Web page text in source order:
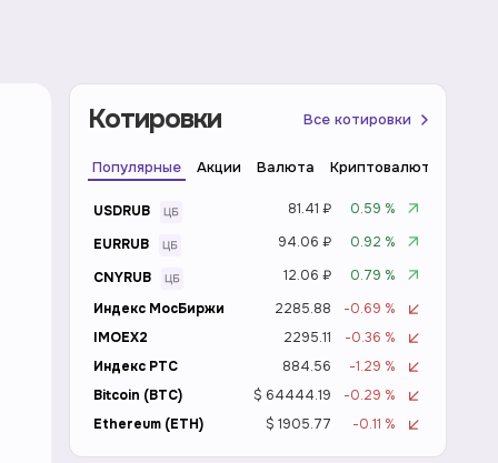
Котировки Все котировки
Популярные Акции Валюта Криптовалюта
USDRUB 81.41 ₽
0.59 %
EURRUB
94.06 ₽
0.92 %
CNYRUB
12.06 ₽
0.79 %
Индекс МосБиржи
2285.88
-0.69 %
IMOEX2
2295.11
-0.36 %
Индекс РТС
884.56
-1.29 %
Bitcoin (BTC)
$ 64444.19
-0.29 %
Ethereum (ETH)
$ 1905.77 -0.11 %